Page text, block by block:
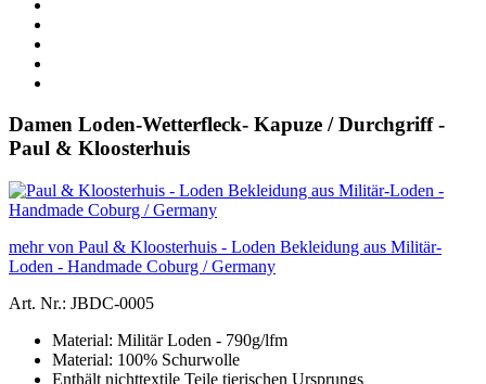
Damen Loden-Wetterfleck- Kapuze / Durchgriff -
Paul & Kloosterhuis
mehr von Paul & Kloosterhuis - Loden Bekleidung aus Militär-
Loden - Handmade Coburg / Germany
Art. Nr.: JBDC-0005
Material: Militär Loden - 790g/lfm
Material: 100% Schurwolle
Enthält nichttextile Teile tierischen Ursprungs